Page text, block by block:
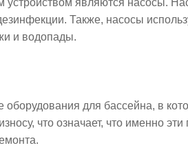
устройством являются насосы.
Также, насосы
и водопады.
оборудования для бассейна, в
что означает, что именно